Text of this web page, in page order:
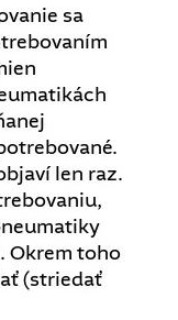
sa
len raz.
Okrem toho
(striedať